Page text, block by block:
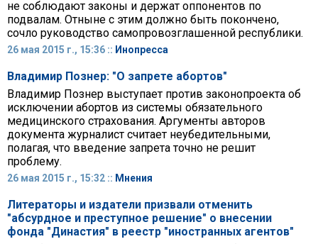
не соблюдают законы и держат оппонентов по
подвалам. Отныне с этим должно быть покончено,
сочло руководство самопровозглашенной республики.
26 мая 2015 г., 15:36 :: Инопресса
Владимир Познер: "О запрете абортов"
Владимир Познер выступает против законопроекта об
исключении абортов из системы обязательного
медицинского страхования. Аргументы авторов
документа журналист считает неубедительными,
полагая, что введение запрета точно не решит
проблему.
26 мая 2015 г., 15:32 :: Мнения
Литераторы и издатели призвали отменить
"абсурдное и преступное решение" о внесении
фонда "Династия" в реестр "иностранных агентов"